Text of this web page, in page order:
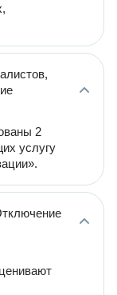
2
услугу